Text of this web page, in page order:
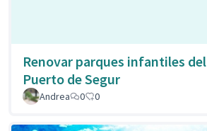
Renovar parques infantiles del
Puerto de Segur
Andrea 0 0